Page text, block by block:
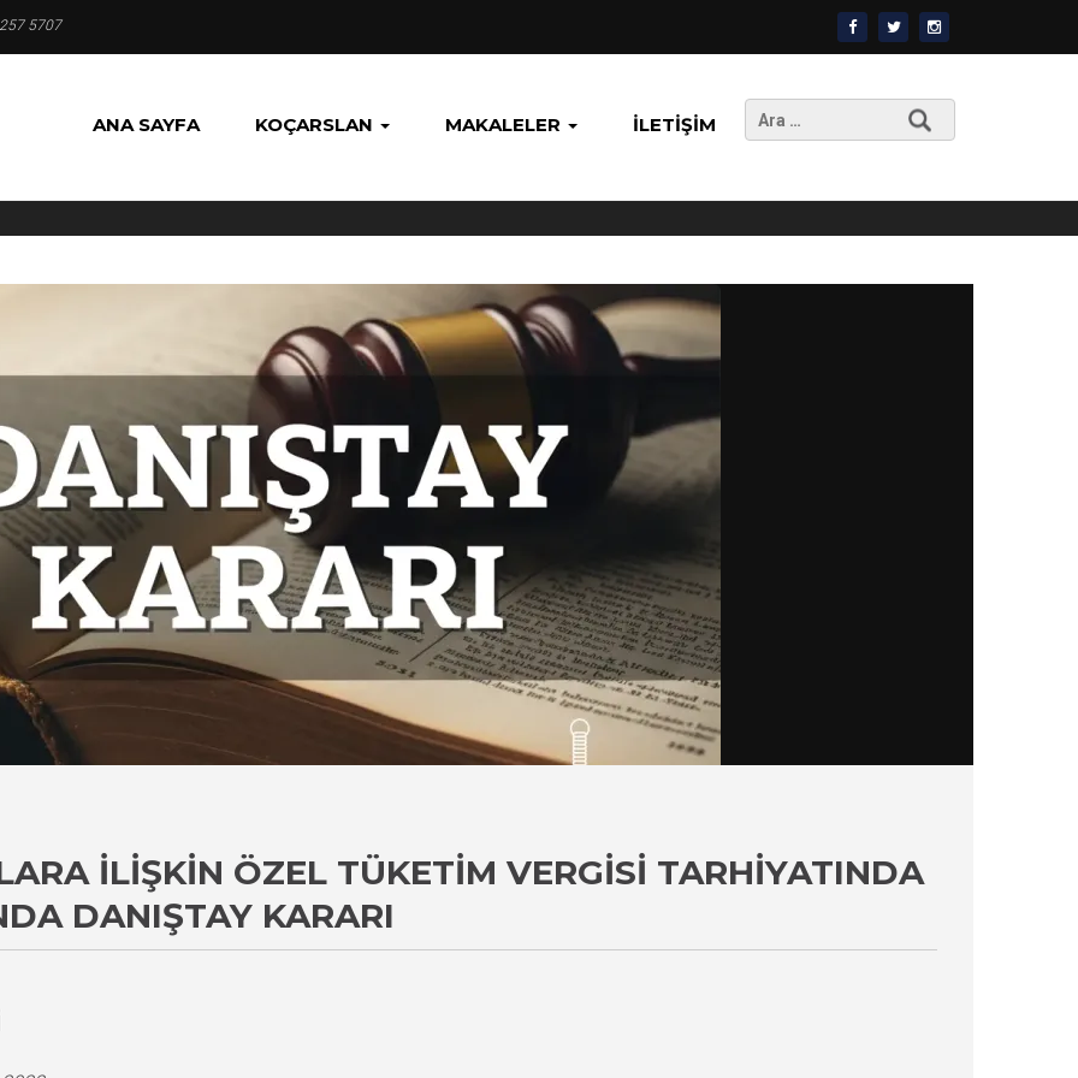
5707
ANA SAYFA KOÇARSLAN MAKALELER İLETIŞIM
Arama:
İLIŞKIN ÖZEL TÜKETIM VERGISI TARHIYATINDA
DANIŞTAY KARARI